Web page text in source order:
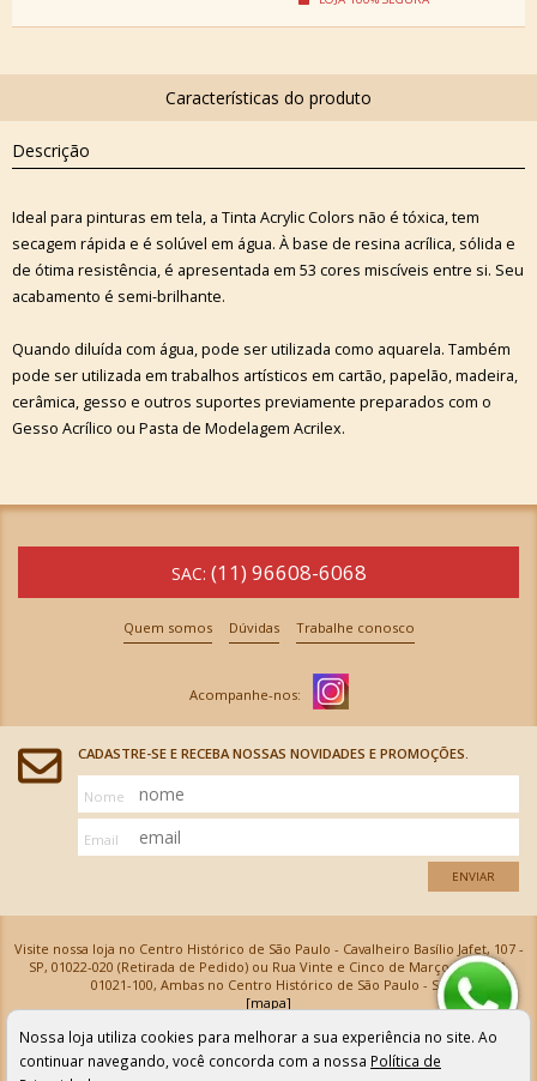
Descrição
Ideal para pinturas em tela, a Tinta Acrylic Colors não é tóxica, tem
secagem rápida e é solúvel em água. À base de resina acrílica, sólida e
de ótima resistência, é apresentada em 53 cores miscíveis entre si. Seu
acabamento é semi-brilhante.
Quando diluída com água, pode ser utilizada como aquarela. Também
pode ser utilizada em trabalhos artísticos em cartão, papelão, madeira,
cerâmica, gesso e outros suportes previamente preparados com o
Gesso Acrílico ou Pasta de Modelagem Acrilex.
SAC: (11) 96608-6068
Quem somos Dúvidas Trabalhe conosco
CADASTRE-SE E RECEBA NOSSAS NOVIDADES E PROMOÇÕES.
Nome
Email
ENVIAR
Visite nossa loja no Centro Histórico de São Paulo - Cavalheiro Basílio Jafet, 107 -
SP, 01022-020 (Retirada de Pedido) ou Rua Vinte e Cinco de Março, 576 - SP,
01021-100, Ambas no Centro Histórico de São Paulo - SP
[mapa]
Armarinhos Santa Cecília Ltda | CNPJ: 61.069.639/0001-18
Os preços e as condições de pagamento apresentadas na loja virtual não valem para nossa loja física e
podem sofrer alterações sem aviso prévio. Vendas com cartão de crédito sujeitas a análise e
confirmação de dados.
Nossa loja utiliza cookies para melhorar a sua experiência no site. Ao
continuar navegando, você concorda com a nossa Política de